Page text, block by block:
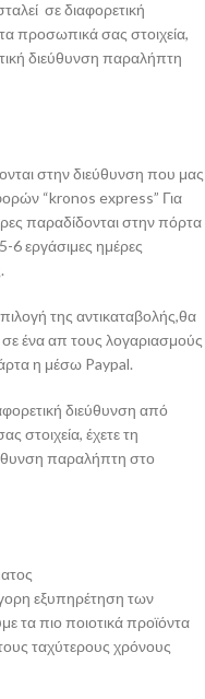
σε διαφορετική
προσωπικά σας στοιχεία,
διεύθυνση παραλήπτη
στην διεύθυνση που μας
“kronos express” Για
παραδίδονται στην πόρτα
6 εργάσιμες ημέρες
της αντικαταβολής,θα
ένα απ τους λογαριασμούς
η μέσω Paypal.
διεύθυνση από
στοιχεία, έχετε τη
παραλήπτη στο
εξυπηρέτηση των
τα πιο ποιοτικά προϊόντα
ταχύτερους χρόνους